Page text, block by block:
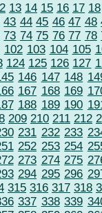
13 14 15 16 17 18
43 44 45 46 47 48
73 74 75 76 77 78
102 103 104 105
124 125 126 127
146 147 148
167 168 169
188 189 190
209 210 211 212
231 232 233
252 253 254
273 274 275
294 295 296
315 316 317 318
337 338 339